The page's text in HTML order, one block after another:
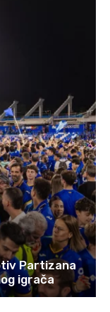
Partizana
igrača